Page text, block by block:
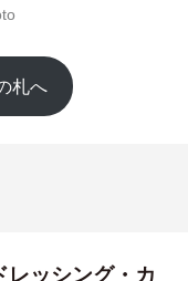
札へ
レッシング・カ